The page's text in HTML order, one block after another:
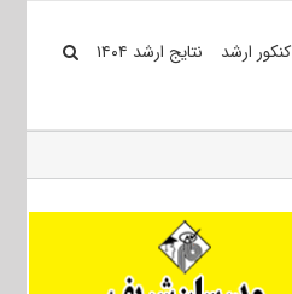
ارشد نتایج ارشد ۱۴۰۴